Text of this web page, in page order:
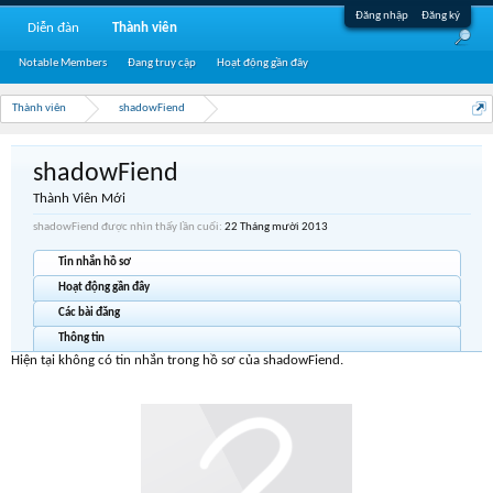
Đăng nhập Đăng ký
Thành viên shadowFiend
shadowFiend
Thành Viên Mới
shadowFiend được nhìn thấy lần cuối: 22 Tháng mười 2013
Tin nhắn hồ sơ
Hoạt động gần đây
Các bài đăng
Thông tin
Hiện tại không có tin nhắn trong hồ sơ của shadowFiend.
Diễn đàn Thành viên
Notable Members Đang truy cập Hoạt động gần đây